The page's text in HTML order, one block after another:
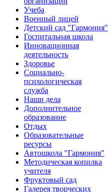
Учеба
Военный лицей
Детский сад "Гармония"
Госпитальная школа
Инновационная
деятельность
Здоровье
Социально-
психологическая
служба
Наши дела
Дополнительное
образование
Отдых
Образовательные
ресурсы
Автошкола "Гармония"
Методическая копилка
учителя
Фруктовый сад
Галерея творческих